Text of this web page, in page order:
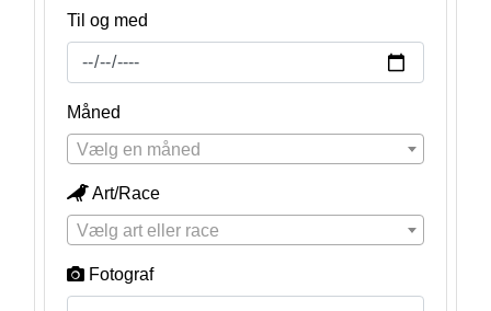
Til og med
Måned
Vælg en måned
Art/Race
Vælg art eller race
Fotograf